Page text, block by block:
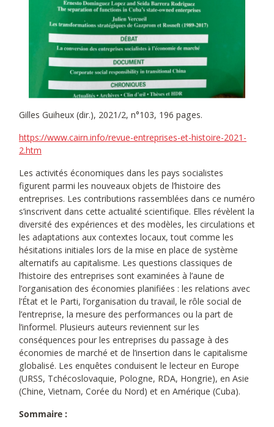
Gilles Guiheux (dir.), 2021/2, n°103, 196 pages.
https://www.cairn.info/revue-entreprises-et-histoire-2021-
2.htm
Les activités économiques dans les pays socialistes
figurent parmi les nouveaux objets de l’histoire des
entreprises. Les contributions rassemblées dans ce numéro
s’inscrivent dans cette actualité scientifique. Elles révèlent la
diversité des expériences et des modèles, les circulations et
les adaptations aux contextes locaux, tout comme les
hésitations initiales lors de la mise en place de système
alternatifs au capitalisme. Les questions classiques de
l’histoire des entreprises sont examinées à l’aune de
l’organisation des économies planifiées : les relations avec
l’État et le Parti, l’organisation du travail, le rôle social de
l’entreprise, la mesure des performances ou la part de
l’informel. Plusieurs auteurs reviennent sur les
conséquences pour les entreprises du passage à des
économies de marché et de l’insertion dans le capitalisme
globalisé. Les enquêtes conduisent le lecteur en Europe
(URSS, Tchécoslovaquie, Pologne, RDA, Hongrie), en Asie
(Chine, Vietnam, Corée du Nord) et en Amérique (Cuba).
Sommaire :